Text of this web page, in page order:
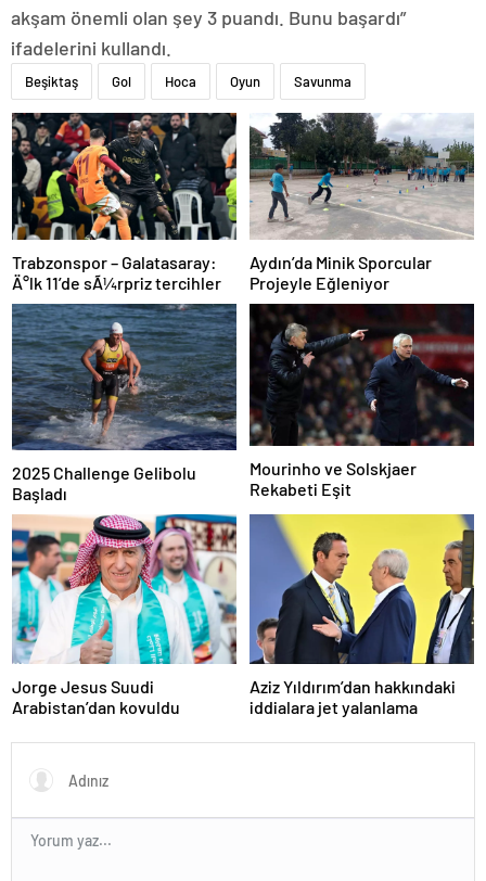
akşam önemli olan şey 3 puandı. Bunu başardı”
ifadelerini kullandı.
Beşiktaş Gol Hoca Oyun Savunma
Trabzonspor – Galatasaray:
Ä°lk 11’de sÃ¼rpriz tercihler
Aydın’da Minik Sporcular
Projeyle Eğleniyor
2025 Challenge Gelibolu
Başladı
Mourinho ve Solskjaer
Rekabeti Eşit
Jorge Jesus Suudi
Arabistan’dan kovuldu
Aziz Yıldırım’dan hakkındaki
iddialara jet yalanlama